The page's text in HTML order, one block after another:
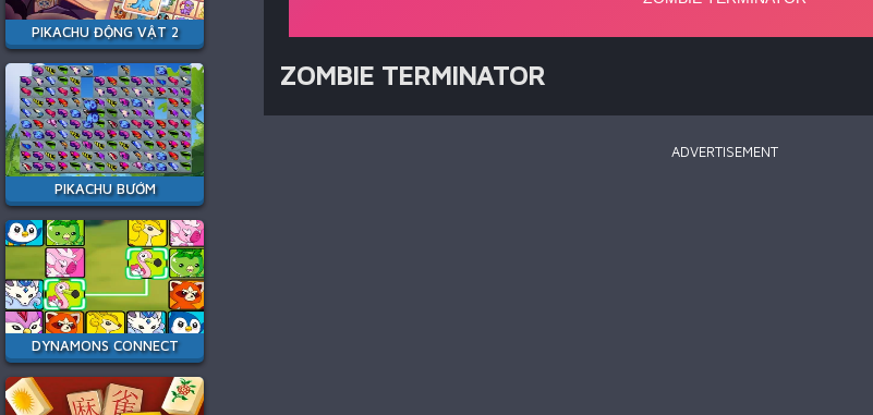
PIKACHU ĐỘNG VẬT 2
PIKACHU BƯỚM
DYNAMONS CONNECT
ZOMBIE TERMINATOR
ADVERTISEMENT